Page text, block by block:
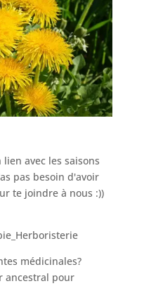
avec les saisons
pas besoin d'avoir
te joindre à nous :))
médicinales?
ancestral pour